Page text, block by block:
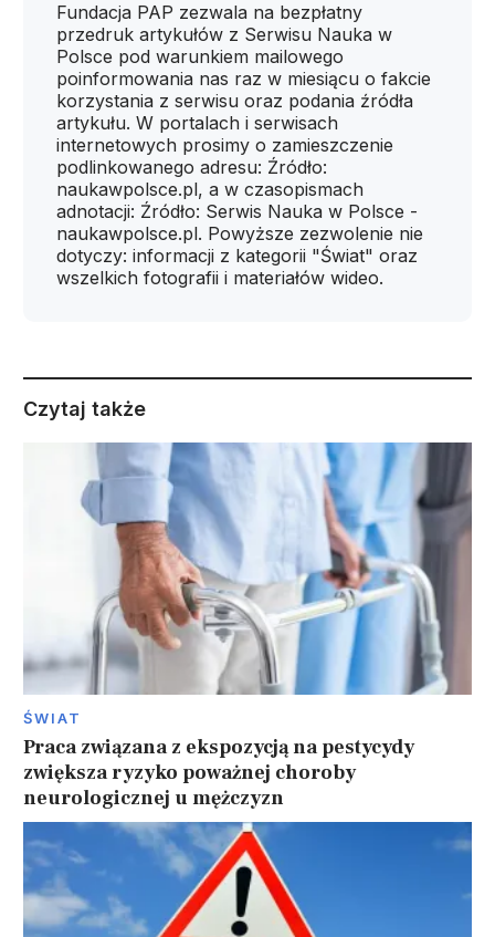
Fundacja PAP zezwala na bezpłatny
przedruk artykułów z Serwisu Nauka w
Polsce pod warunkiem mailowego
poinformowania nas raz w miesiącu o fakcie
korzystania z serwisu oraz podania źródła
artykułu. W portalach i serwisach
internetowych prosimy o zamieszczenie
podlinkowanego adresu: Źródło:
naukawpolsce.pl, a w czasopismach
adnotacji: Źródło: Serwis Nauka w Polsce -
naukawpolsce.pl. Powyższe zezwolenie nie
dotyczy: informacji z kategorii "Świat" oraz
wszelkich fotografii i materiałów wideo.
Czytaj także
ŚWIAT
Praca związana z ekspozycją na pestycydy
zwiększa ryzyko poważnej choroby
neurologicznej u mężczyzn